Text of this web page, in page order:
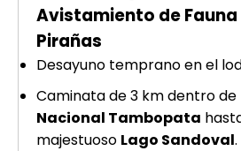
Avistamiento de Fauna
Pirañas
Desayuno temprano en el
Caminata de 3 km dentro de
Nacional Tambopata
majestuoso Lago Sandoval.